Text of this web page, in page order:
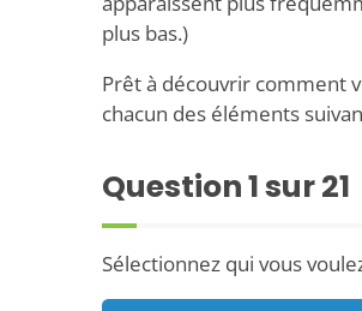
plus bas.)
Prêt à découvrir comment
chacun des éléments
Question1sur 21
Sélectionnez qui vous